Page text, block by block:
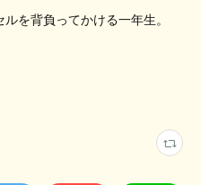
を背負ってかける一年生。